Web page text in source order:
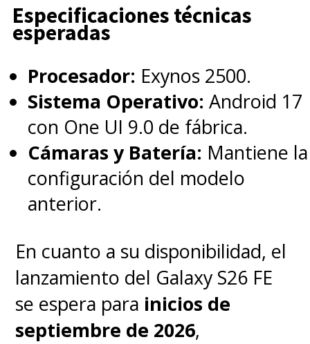
Especificaciones técnicas
esperadas
Procesador: Exynos 2500.
Sistema Operativo: Android 17
con One UI 9.0 de fábrica.
Cámaras y Batería: Mantiene la
configuración del modelo
anterior.
En cuanto a su disponibilidad, el
lanzamiento del Galaxy S26 FE
se espera para inicios de
septiembre de 2026,